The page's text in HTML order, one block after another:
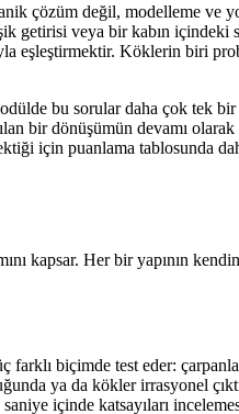
çözüm değil, modelleme ve
getirisi veya bir kabın içindeki
Köklerin biri
bu sorular daha çok tek bir
bir dönüşümün devamı
için puanlama tablosunda
kapsar. Her bir yapının
biçimde test eder:
ya da kökler irrasyonel
içinde katsayıları